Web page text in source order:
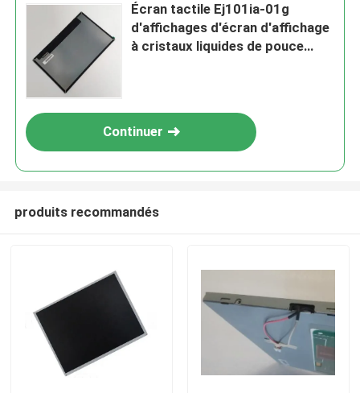
Accueil
Écran tactile Ej101ia-01g
d'affichages d'écran d'affichage
à cristaux liquides de pouce
Continuer
produits recommandés